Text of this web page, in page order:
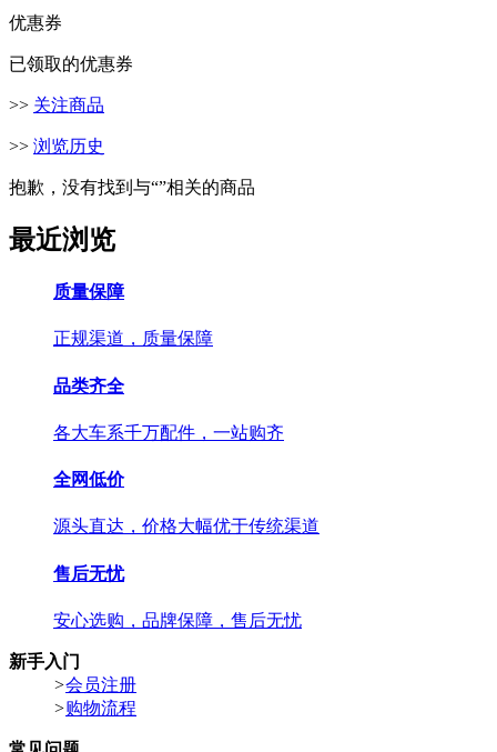
优惠券
已领取的优惠券
>> 关注商品
>> 浏览历史
抱歉，没有找到与“”相关的商品
最近浏览
质量保障
正规渠道，质量保障
品类齐全
各大车系千万配件，一站购齐
全网低价
源头直达，价格大幅优于传统渠道
售后无忧
安心选购，品牌保障，售后无忧
新手入门
>会员注册
>购物流程